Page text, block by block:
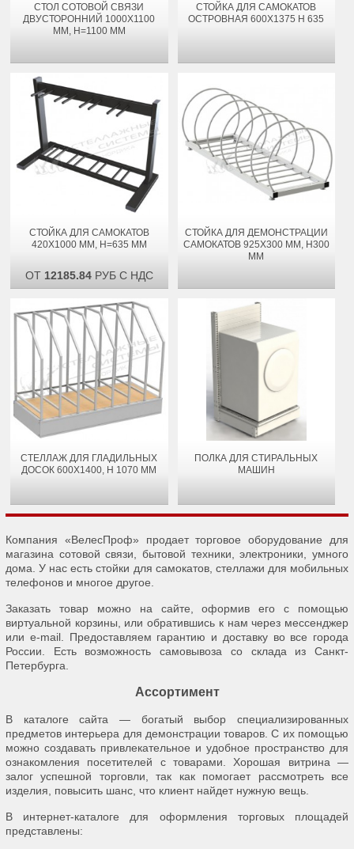
СТОЛ СОТОВОЙ СВЯЗИ
ДВУСТОРОННИЙ 1000Х1100
ММ, H=1100 ММ
СТОЙКА ДЛЯ САМОКАТОВ
ОСТРОВНАЯ 600Х1375 H 635
СТОЙКА ДЛЯ САМОКАТОВ
420Х1000 ММ, H=635 ММ
ОТ 12185.84РУБ С НДС
СТОЙКА ДЛЯ ДЕМОНСТРАЦИИ
САМОКАТОВ 925X300 ММ, H300
ММ
СТЕЛЛАЖ ДЛЯ ГЛАДИЛЬНЫХ
ДОСОК 600Х1400, H 1070 ММ
ПОЛКА ДЛЯ СТИРАЛЬНЫХ
МАШИН
Компания «ВелесПроф» продает торговое оборудование для
магазина сотовой связи, бытовой техники, электроники, умного
дома. У нас есть стойки для самокатов, стеллажи для мобильных
телефонов и многое другое.
Заказать товар можно на сайте, оформив его с помощью
виртуальной корзины, или обратившись к нам через мессенджер
или e-mail. Предоставляем гарантию и доставку во все города
России. Есть возможность самовывоза со склада из Санкт-
Петербурга.
Ассортимент
В каталоге сайта — богатый выбор специализированных
предметов интерьера для демонстрации товаров. С их помощью
можно создавать привлекательное и удобное пространство для
ознакомления посетителей с товарами. Хорошая витрина —
залог успешной торговли, так как помогает рассмотреть все
изделия, повысить шанс, что клиент найдет нужную вещь.
В интернет-каталоге для оформления торговых площадей
представлены: